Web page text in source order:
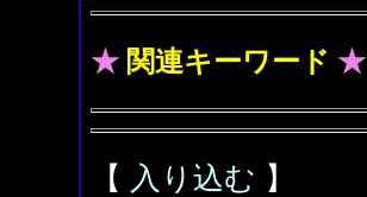
★ 関連キーワード ★
【 入り込む 】